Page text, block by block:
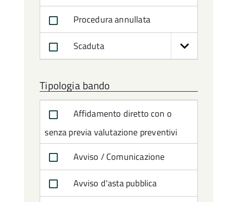
Procedura annullata
Scaduta
Tipologia bando
Affidamento diretto con o
senza previa valutazione preventivi
Avviso / Comunicazione
Avviso d'asta pubblica